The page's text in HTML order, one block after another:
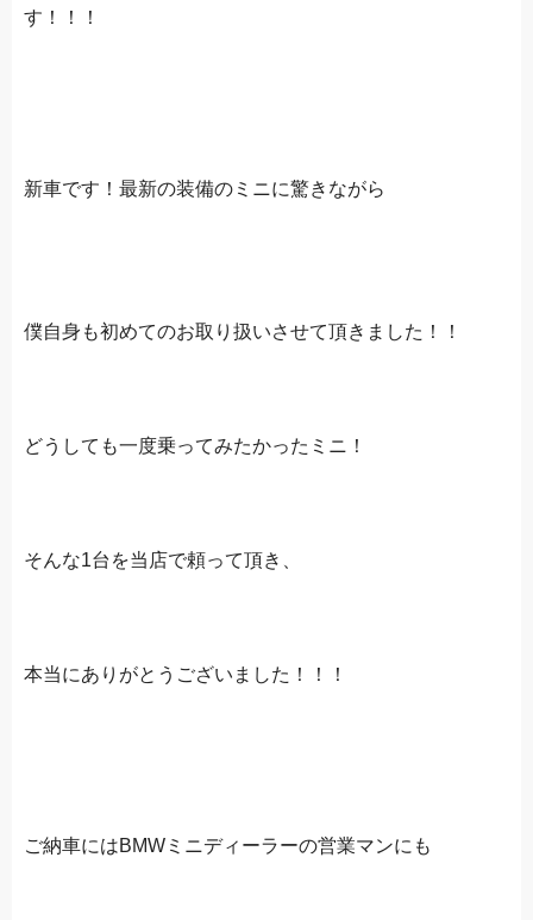
す！！！
新車です！最新の装備のミニに驚きながら
僕自身も初めてのお取り扱いさせて頂きました！！
どうしても一度乗ってみたかったミニ！
そんな1台を当店で頼って頂き、
本当にありがとうございました！！！
ご納車にはBMWミニディーラーの営業マンにも